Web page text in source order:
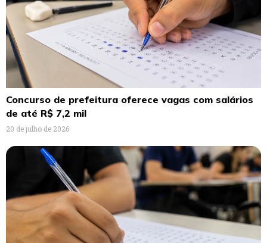
Concurso de prefeitura oferece vagas com salários
de até R$ 7,2 mil
20 de julho de 2026